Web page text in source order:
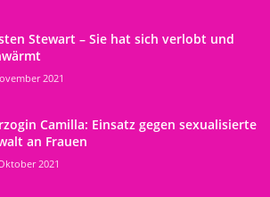
Stewart – Sie hat sich verlobt und
2021
Camilla: Einsatz gegen sexualisierte
an Frauen
2021